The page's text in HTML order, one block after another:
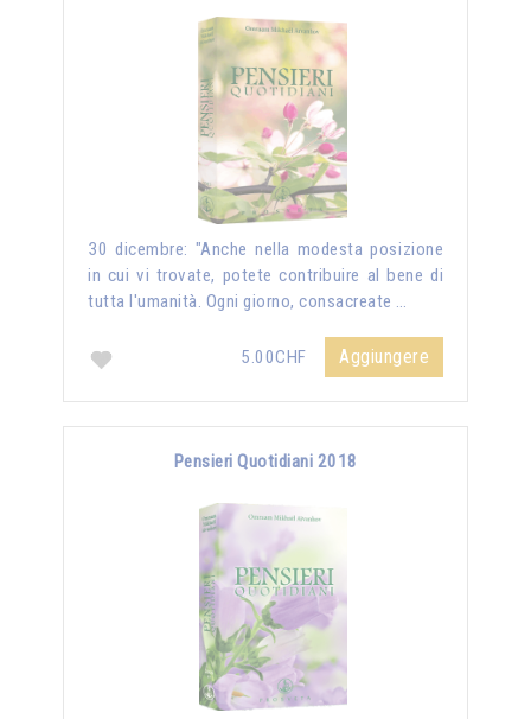
30 dicembre: "Anche nella modesta posizione
in cui vi trovate, potete contribuire al bene di
tutta l'umanità. Ogni giorno, consacreate …
5.00CHF Aggiungere
Pensieri Quotidiani 2018